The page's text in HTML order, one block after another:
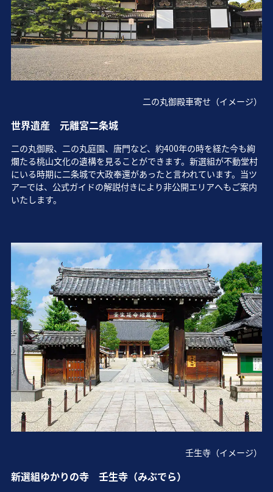
二の丸御殿車寄せ（イメージ）
世界遺産 元離宮二条城
二の丸御殿、二の丸庭園、唐門など、約400年の時を経た今も絢
爛たる桃山文化の遺構を見ることができます。新選組が不動堂村
にいる時期に二条城で大政奉還があったと言われています。当ツ
アーでは、公式ガイドの解説付きにより非公開エリアへもご案内
いたします。
壬生寺（イメージ）
新選組ゆかりの寺 壬生寺（みぶでら）